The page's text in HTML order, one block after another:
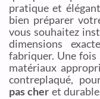
pratique et
bien préparer
vous souhaitez
dimensions
fabriquer. Une fois
matériaux
contreplaqué,
pas cher et